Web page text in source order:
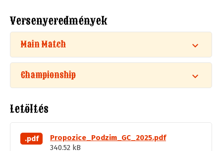
Versenyeredmények
Main Match
Championship
Letöltés
.pdf
Propozice_Podzim_GC_2025.pdf
340.52 kB